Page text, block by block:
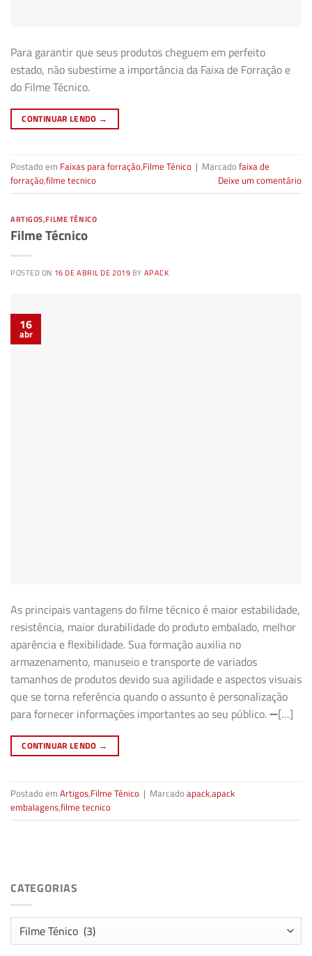
Para garantir que seus produtos cheguem em perfeito
estado, não subestime a importância da Faixa de Forração e
do Filme Técnico.
CONTINUAR LENDO →
Postado em Faixas para forração,Filme Ténico | Marcadofaixa de
forração,filme tecnico Deixe um comentário
ARTIGOS,FILME TÉNICO
Filme Técnico
POSTED ON 16 DE ABRIL DE 2019 BY APACK
16
abr
As principais vantagens do filme técnico é maior estabilidade,
resistência, maior durabilidade do produto embalado, melhor
aparência e flexibilidade. Sua formação auxilia no
armazenamento, manuseio e transporte de variados
tamanhos de produtos devido sua agilidade e aspectos visuais
que se torna referência quando o assunto é personalização
para fornecer informações importantes ao seu público. ➖[…]
CONTINUAR LENDO →
Postado em Artigos,Filme Ténico | Marcadoapack,apack
embalagens,filme tecnico
CATEGORIAS
Categorias